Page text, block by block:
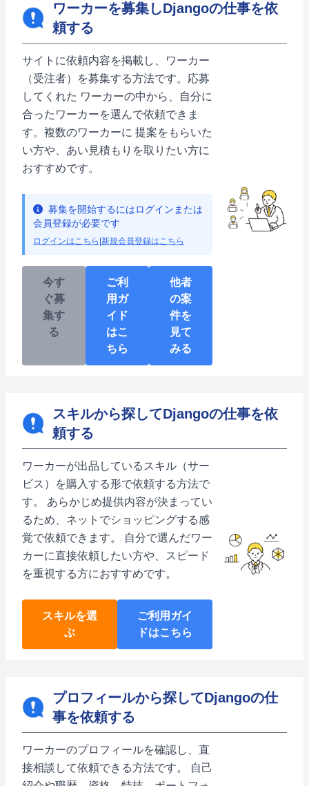
ワーカーを募集しDjangoの仕事を依
頼する
サイトに依頼内容を掲載し、ワーカー
（受注者）を募集する方法です。応募
してくれた ワーカーの中から、自分に
合ったワーカーを選んで依頼できま
す。複数のワーカーに 提案をもらいた
い方や、あい見積もりを取りたい方に
おすすめです。
募集を開始するにはログインまたは
会員登録が必要です
ログインはこちら 新規会員登録はこちら
今す
ぐ募
集す
る
ご利
用ガ
イド
はこ
ちら
他者
の案
件を
見て
みる
スキルから探してDjangoの仕事を依
頼する
ワーカーが出品しているスキル（サー
ビス）を購入する形で依頼する方法で
す。 あらかじめ提供内容が決まってい
るため、ネットでショッピングする感
覚で依頼できます。 自分で選んだワー
カーに直接依頼したい方や、スピード
を重視する方におすすめです。
スキルを選
ぶ
ご利用ガイ
ドはこちら
プロフィールから探してDjangoの仕
事を依頼する
ワーカーのプロフィールを確認し、直
接相談して依頼できる方法です。 自己